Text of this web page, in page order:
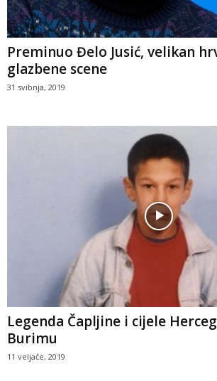
Preminuo Đelo Jusić, velikan
glazbene scene
31 svibnja, 2019
Legenda Čapljine i cijele
Burimu
11 veljače, 2019